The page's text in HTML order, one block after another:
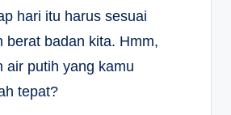
hari itu harus sesuai
berat badan kita. Hmm,
air putih yang kamu
tepat?